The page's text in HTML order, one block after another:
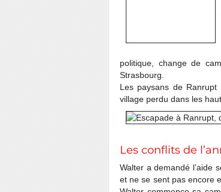
politique, change de
Strasbourg.
Les paysans de
village perdu dans les
Les conflits de
Walter a demandé l’aide
et ne se sent pas encore